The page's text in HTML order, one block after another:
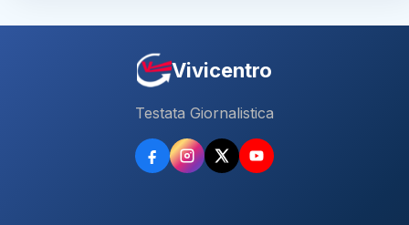
Vivicentro
Testata Giornalistica